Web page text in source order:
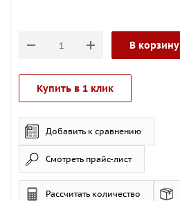
В корзину
Купить в 1 клик
Смотреть прайс-лист
Добавить к сравнению
Рассчитать количество